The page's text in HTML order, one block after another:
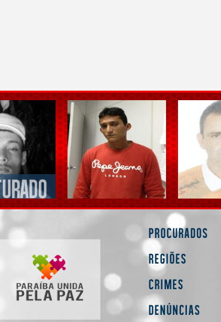
Procurados
Regiões
Crimes
Denúncias